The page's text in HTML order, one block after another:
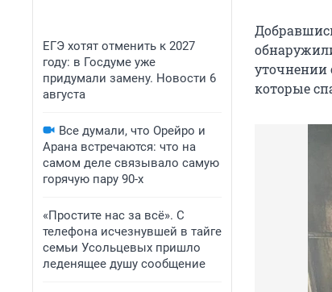
ЕГЭ хотят отменить к 2027
году: в Госдуме уже
придумали замену. Новости 6
августа
Все думали, что Орейро и
Арана встречаются: что на
самом деле связывало самую
горячую пару 90-х
«Простите нас за всё». С
телефона исчезнувшей в тайге
семьи Усольцевых пришло
леденящее душу сообщение
уточнении
которые